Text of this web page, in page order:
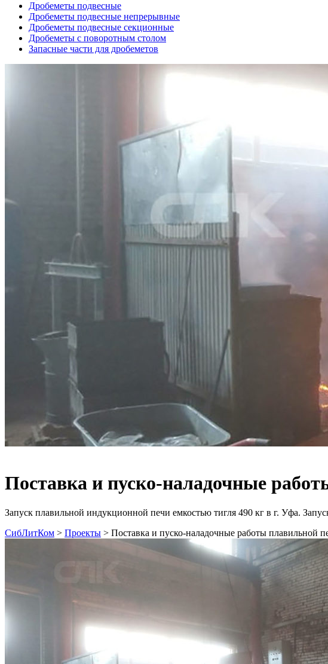
Дробеметы подвесные
Дробеметы подвесные непрерывные
Дробеметы подвесные секционные
Дробеметы с поворотным столом
Запасные части для дробеметов
Поставка и пуско-наладочные
Запуск плавильной индукционной печи емкостью тигля 490 кг в г. Уфа.
СибЛитКом > Проекты > Поставка и пуско-наладочные работы плавильной